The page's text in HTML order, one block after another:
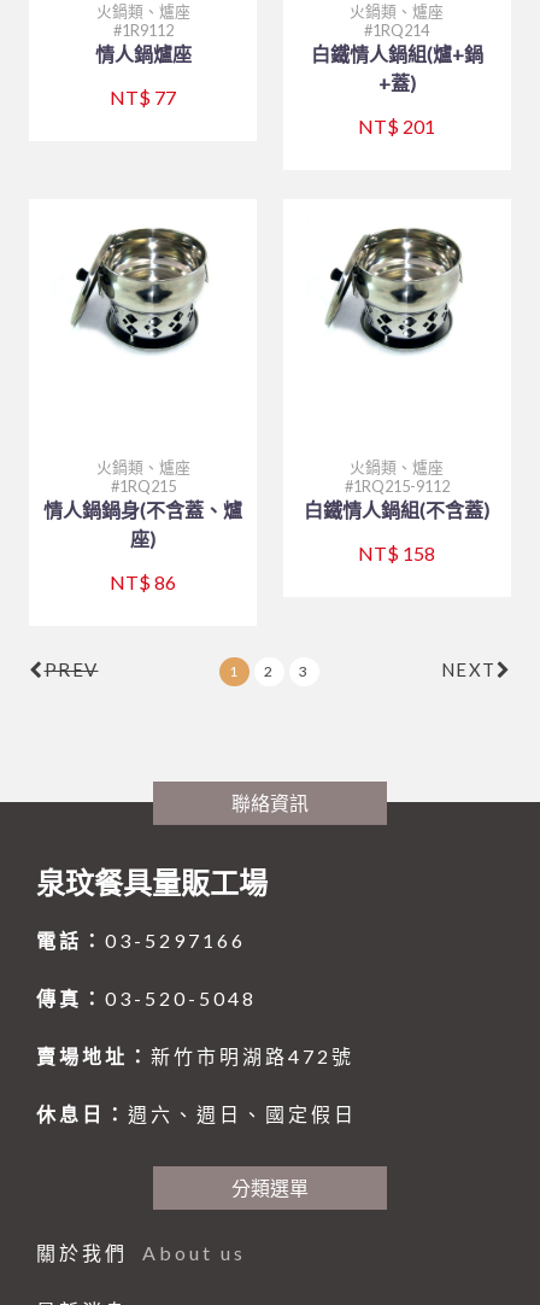
火鍋類、爐座
1R9112
情人鍋爐座
NT$ 77
火鍋類、爐座
1RQ214
白鐵情人鍋組(爐+鍋
+蓋)
NT$ 201
火鍋類、爐座
1RQ215
情人鍋鍋身(不含蓋、爐
座)
NT$ 86
火鍋類、爐座
1RQ215-9112
白鐵情人鍋組(不含蓋)
NT$ 158
PREV 1 2 3 NEXT
聯絡資訊
泉玟餐具量販工場
電話： 03-5297166
傳真： 03-520-5048
賣場地址： 新竹市明湖路472號
休息日： 週六、週日、國定假日
分類選單
關於我們 About us